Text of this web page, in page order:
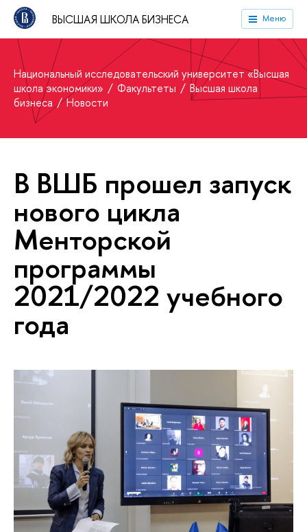
ВЫСШАЯ ШКОЛА БИЗНЕСА Меню
Национальный исследовательский университет «Высшая
школа экономики»
Факультеты
Высшая школа
бизнеса
Новости
В ВШБ прошел запуск
нового цикла
Менторской
программы
2021/2022 учебного
года